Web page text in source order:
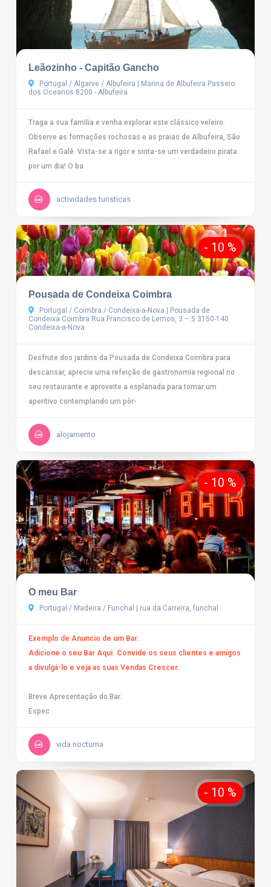
Leãozinho - Capitão Gancho
Portugal / Algarve / Albufeira | Marina de Albufeira Passeio
dos Oceanos 8200 - Albufeira
Traga a sua familia e venha explorar este clássico veleiro.
Observe as formações rochosas e as praias de Albufeira, São
Rafael e Galé. Vista-se a rigor e sinta-se um verdadeiro pirata
por um dia! O ba
actividades turisticas
- 10 %
Pousada de Condeixa Coimbra
Portugal / Coimbra / Condeixa-a-Nova | Pousada de
Condeixa Coimbra Rua Francisco de Lemos, 3 – 5 3150-140
Condeixa-a-Nova
Desfrute dos jardins da Pousada de Condeixa Coimbra para
descansar, aprecie uma refeição de gastronomia regional no
seu restaurante e aproveite a esplanada para tomar um
aperitivo contemplando um pôr-
alojamento
- 10 %
O meu Bar
Portugal / Madeira / Funchal | rua da Carreira, funchal
Exemplo de Anuncio de um Bar.
Adicione o seu Bar Aqui. Convide os seus clientes e amigos
a divulgá-lo e veja as suas Vendas Crescer.
Breve Apresentação do Bar.
Espec
vida nocturna
- 10 %